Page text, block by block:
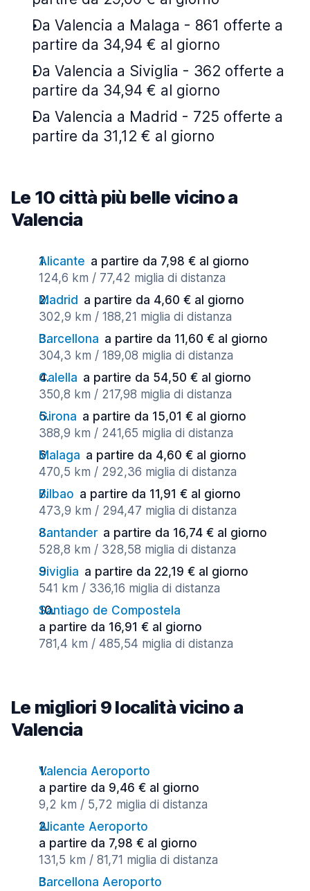
Da Valencia a Malaga - 861 offerte a
partire da 34,94 € al giorno
Da Valencia a Siviglia - 362 offerte a
partire da 34,94 € al giorno
Da Valencia a Madrid - 725 offerte a
partire da 31,12 € al giorno
Le 10 città più belle vicino a
Valencia
Alicante a partire da 7,98 € al giorno
124,6 km / 77,42 miglia di distanza
Madrid a partire da 4,60 € al giorno
302,9 km / 188,21 miglia di distanza
Barcellona a partire da 11,60 € al giorno
304,3 km / 189,08 miglia di distanza
Calella a partire da 54,50 € al giorno
350,8 km / 217,98 miglia di distanza
Girona a partire da 15,01 € al giorno
388,9 km / 241,65 miglia di distanza
Malaga a partire da 4,60 € al giorno
470,5 km / 292,36 miglia di distanza
Bilbao a partire da 11,91 € al giorno
473,9 km / 294,47 miglia di distanza
Santander a partire da 16,74 € al giorno
528,8 km / 328,58 miglia di distanza
Siviglia a partire da 22,19 € al giorno
541 km / 336,16 miglia di distanza
Santiago de Compostela
a partire da 16,91 € al giorno
781,4 km / 485,54 miglia di distanza
Le migliori 9 località vicino a
Valencia
Valencia Aeroporto
a partire da 9,46 € al giorno
9,2 km / 5,72 miglia di distanza
Alicante Aeroporto
a partire da 7,98 € al giorno
131,5 km / 81,71 miglia di distanza
Barcellona Aeroporto